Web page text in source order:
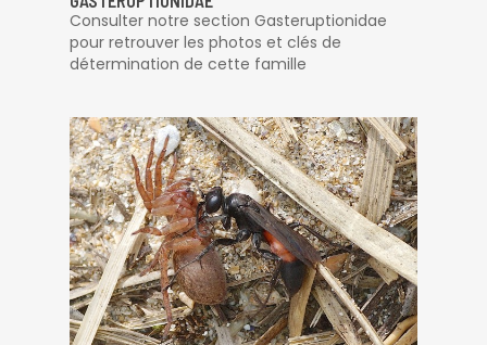
Consulter notre section Gasteruptionidae
pour retrouver les photos et clés de
détermination de cette famille